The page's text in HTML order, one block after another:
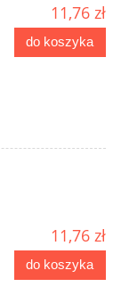
11,76 zł
do koszyka
11,76 zł
do koszyka